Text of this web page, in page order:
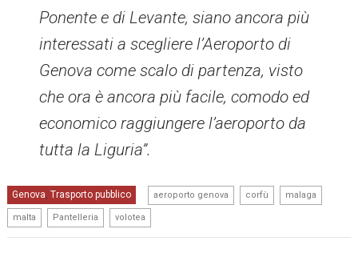
Ponente e di Levante, siano ancora più
interessati a scegliere l’Aeroporto di
Genova come scalo di partenza, visto
che ora è ancora più facile, comodo ed
economico raggiungere l’aeroporto da
tutta la Liguria”.
Genova,Trasporto pubblico aeroporto genova corfù malaga
malta Pantelleria volotea